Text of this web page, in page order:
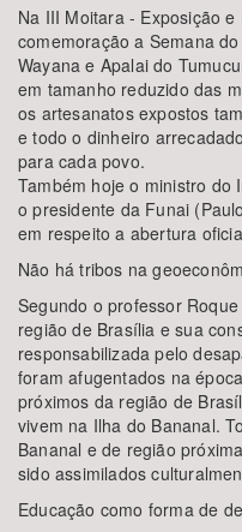
Área Protegida
Na III Moitara - Exposição
comemoração a Semana
Wayana e Apalai do
em tamanho reduzido das
os artesanatos expostos
e todo o dinheiro
para cada povo.
Também hoje o ministro do
o presidente da Funai
em respeito a abertura
Não há tribos na
Segundo o professor
região de Brasília e sua
responsabilizada pelo
foram afugentados na
próximos da região de
vivem na Ilha do Bananal.
Bananal e de região
sido assimilados
Educação como forma de